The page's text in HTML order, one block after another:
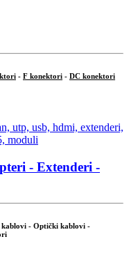
- F konektori - DC konektori
- Extenderi -
- Optički kablovi -